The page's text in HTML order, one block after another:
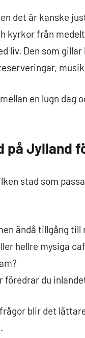
det är kanske
kyrkor från
liv. Den som
en lugn
på Jylland
stad som
ändå tillgång till
hellre mysiga
föredrar du
blir det